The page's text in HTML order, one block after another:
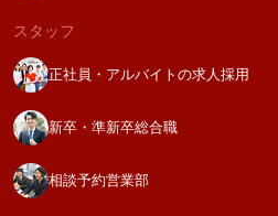
スタッフ
正社員・アルバイトの求人採用
新卒・準新卒総合職
相談予約営業部